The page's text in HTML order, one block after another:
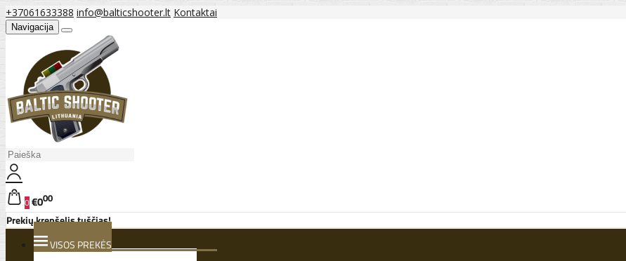
+37061633388 info@balticshooter.lt Kontaktai
Navigacija
0€000
Prekių krepšelis tuščias!
VISOS PREKĖS